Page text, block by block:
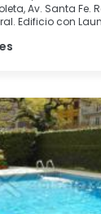
Av. Santa Fe.
Edificio con